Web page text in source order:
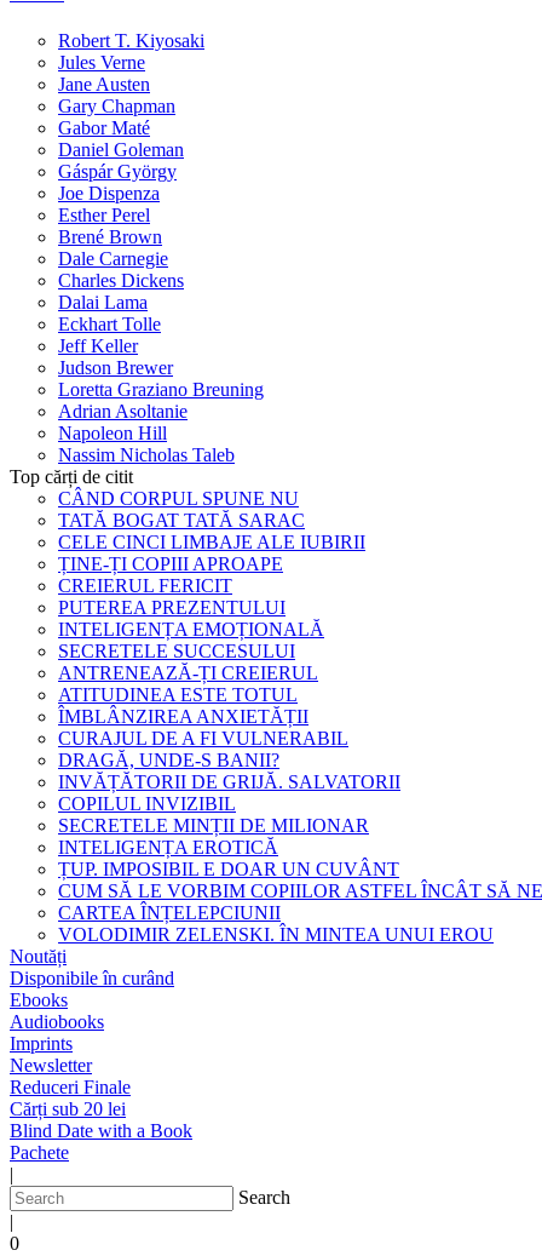
Robert T. Kiyosaki
Jules Verne
Jane Austen
Gary Chapman
Gabor Maté
Daniel Goleman
Gáspár György
Joe Dispenza
Esther Perel
Brené Brown
Dale Carnegie
Charles Dickens
Dalai Lama
Eckhart Tolle
Jeff Keller
Judson Brewer
Loretta Graziano Breuning
Adrian Asoltanie
Napoleon Hill
Nassim Nicholas Taleb
Top cărți de citit
CÂND CORPUL SPUNE NU
TATĂ BOGAT TATĂ SARAC
CELE CINCI LIMBAJE ALE IUBIRII
ȚINE-ȚI COPIII APROAPE
CREIERUL FERICIT
PUTEREA PREZENTULUI
INTELIGENȚA EMOȚIONALĂ
SECRETELE SUCCESULUI
ANTRENEAZĂ-ȚI CREIERUL
ATITUDINEA ESTE TOTUL
ÎMBLÂNZIREA ANXIETĂȚII
CURAJUL DE A FI VULNERABIL
DRAGĂ, UNDE-S BANII?
INVĂȚĂTORII DE GRIJĂ. SALVATORII
COPILUL INVIZIBIL
SECRETELE MINȚII DE MILIONAR
INTELIGENȚA EROTICĂ
ȚUP. IMPOSIBIL E DOAR UN CUVÂNT
CUM SĂ LE VORBIM COPIILOR ASTFEL ÎNCÂT SĂ
CARTEA ÎNȚELEPCIUNII
VOLODIMIR ZELENSKI. ÎN MINTEA UNUI EROU
Noutăți
Disponibile în curând
Ebooks
Audiobooks
Imprints
Newsletter
Reduceri Finale
Cărți sub 20 lei
Blind Date with a Book
Pachete
|
Search
|
0